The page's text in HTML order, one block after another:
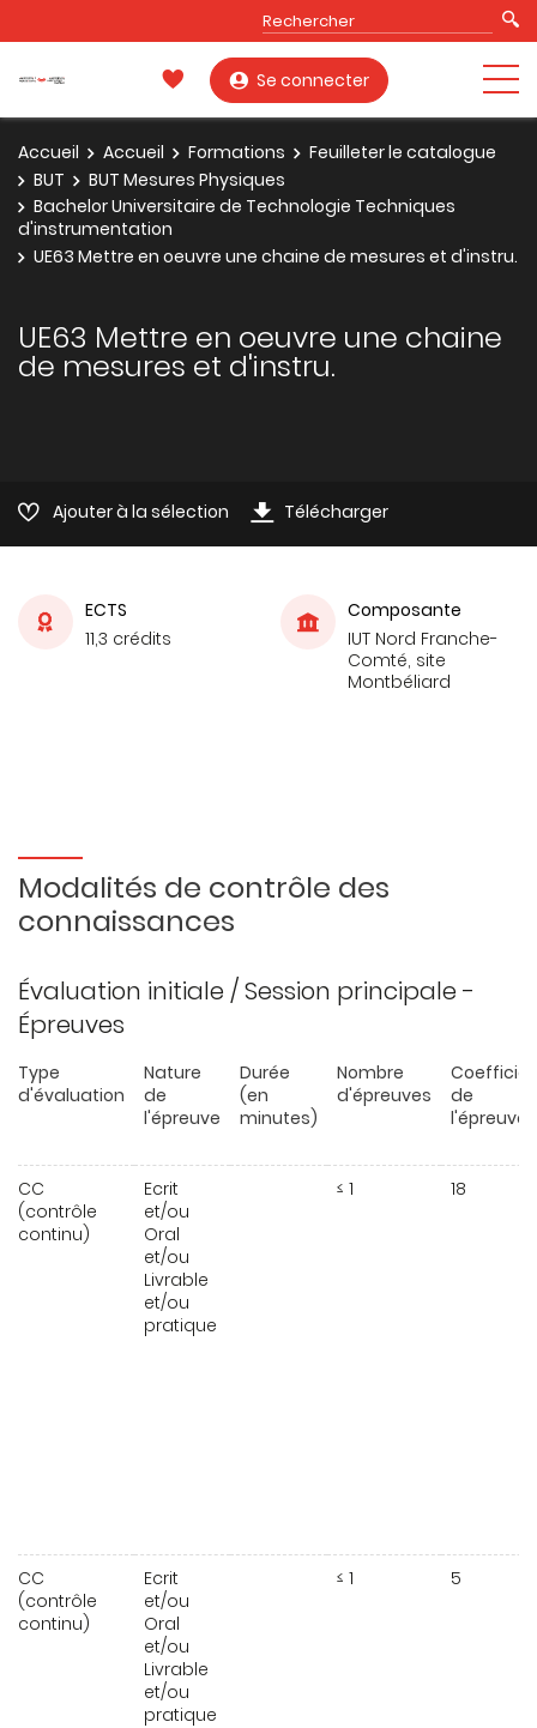
Se connecter
Accueil Accueil Formations
Feuilleter le catalogue
BUT
BUT Mesures Physiques
Bachelor Universitaire de Technologie Techniques
d'instrumentation
UE63 Mettre en oeuvre une chaine de mesures et d'instru.
UE63 Mettre en oeuvre une chaine
de mesures et d'instru.
Ajouter à la sélection Télécharger
ECTS
11,3 crédits
Composante
IUT Nord Franche-
Comté, site
Montbéliard
Modalités de contrôle des
connaissances
Évaluation initiale / Session principale -
Épreuves
Type
d'évaluation
Nature
de
l'épreuve
Durée
(en
minutes)
Nombre
d'épreuves
de
l'épreuve
CC
(contrôle
continu)
Ecrit
et/ou
Oral
et/ou
Livrable
et/ou
pratique
≤ 1 18
CC
(contrôle
continu)
Ecrit
et/ou
Oral
et/ou
Livrable
et/ou
pratique
≤ 1 5